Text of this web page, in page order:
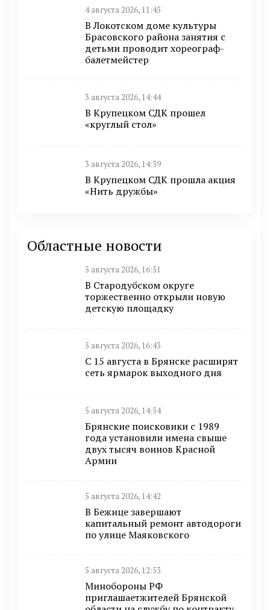
4 августа 2026, 11:45
В Локотском доме культуры
Брасовского района занятия с
детьми проводит хореограф-
балетмейстер
3 августа 2026, 14:44
В Крупецком СДК прошел
«круглый стол»
3 августа 2026, 14:39
В Крупецком СДК прошла акция
«Нить дружбы»
Областные новости
5 августа 2026, 16:51
В Стародубском округе
торжественно открыли новую
детскую площадку
5 августа 2026, 16:43
С 15 августа в Брянске расширят
сеть ярмарок выходного дня
5 августа 2026, 14:54
Брянские поисковики с 1989
года установили имена свыше
двух тысяч воинов Красной
Армии
5 августа 2026, 14:42
В Бежице завершают
капитальный ремонт автодороги
по улице Маяковского
5 августа 2026, 12:53
Минобoроны РФ
приглaшaетжитeлeй Брянской